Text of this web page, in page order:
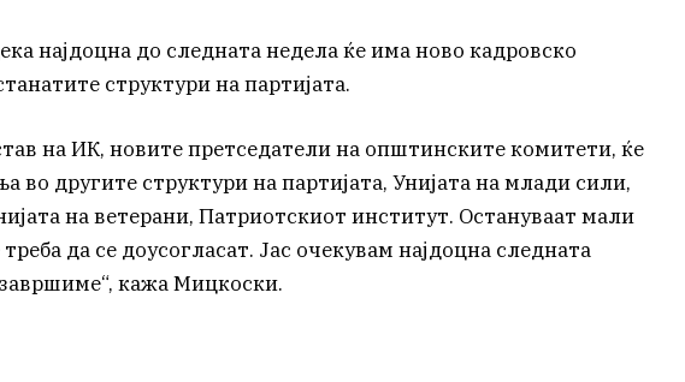
најдоцна до следната недела ќе има ново кадровско
структури на партијата.
на ИК, новите претседатели на општинските комитети, ќе
во другите структури на партијата, Унијата на млади сили,
на ветерани, Патриотскиот институт. Остануваат мали
да се доусогласат. Јас очекувам најдоцна следната
кажа Мицкоски.